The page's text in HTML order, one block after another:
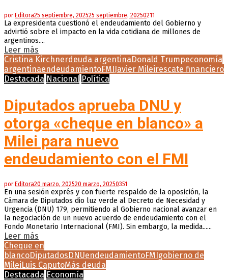
por Editora25 septiembre, 202525 septiembre, 20250211
La expresidenta cuestionó el endeudamiento del Gobierno y
advirtió sobre el impacto en la vida cotidiana de millones de
argentinos....
Leer más
Cristina Kirchnerdeuda argentina Donald Trumpeconomía
argentinaendeudamientoFMI Javier Mileirescate financiero
Destacada Nacional Política
Diputados aprueba DNU y
otorga «cheque en blanco» a
Milei para nuevo
endeudamiento con el FMI
por Editora20 marzo, 202520 marzo, 20250351
En una sesión exprés y con fuerte respaldo de la oposición, la
Cámara de Diputados dio luz verde al Decreto de Necesidad y
Urgencia (DNU) 179, permitiendo al Gobierno nacional avanzar en
la negociación de un nuevo acuerdo de endeudamiento con el
Fondo Monetario Internacional (FMI). Sin embargo, la medida......
Leer más
Cheque en
blancoDiputadosDNUendeudamientoFMIgobierno de
MileiLuis CaputoMás deuda
Destacada Economía